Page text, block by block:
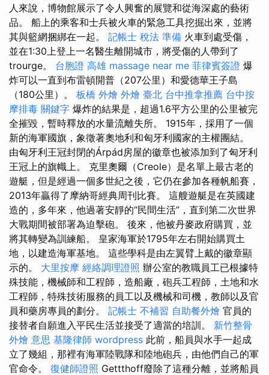
人來說，博物館展示了令人興奮的展覽和從海深處的藝術
品。 船上的乘客和士兵被火車的緊急工具挖掘出來，並將
其與籃網捆綁在一起。 記帳士 稅法 準備 火車到處受傷，
並在1:30上登上一名醫生離開城市，將受傷的人帶到了
trourge。 台胞證 高雄 massage near me 菲律賓簽證 爆
炸可以一直到布雷頓開普（207公里）和愛德華王子島
（180公里）。 板橋 外燴 外燴 臺北 台中推拿推薦 台中按
摩排毒 關鍵字 爆炸的結果是，超過1.6平方公里的公里被完
全摧毀，暫時釋放的水量流離失所。 1915年，採用了一個
新的海軍國旗，象徵著奧地利和匈牙利國家的主權團結。
由匈牙利王冠封閉的Árpád房屋的徽章也被添加到了匈牙利
王冠上的旗幟上。 克里奧爾（Creole）是名單上最古老的
遊艇，但是經過一個多世紀之後，它仍在參加各種帆船賽，
2013年贏得了摩納哥經典周刊比賽。 這艘遊艇是在英國建
造的，多年來，他過著安靜的“民間生活”，直到第二次世界
大戰期間被部署為迫擊砲。 後來，他被丹麥政府購買，並
將其轉變為訓練船。 皇家海軍於1795年左右開始購買土
地，以建造海軍基地。 這些學科是由左翼臂上戴的徽章顯
示的。 大里按摩 經絡調理證照 辦公室的教職員工已根據特
殊技能，機械師和工程師，造船廠，砲兵工程師，土地和水
工程師，特殊技術服務的員工以及機械和司機，教師以及官
員和藥房專員的劃分。 記帳士 不補習 自助餐外燴 官員的
接替者自願進入平民生活並接受了適當的培訓。 新竹整骨
外燴 意思 基隆律師 wordpress 此前，船員與水手一起成
立了幾組，那裡有海軍陸戰隊和陸地砲兵，由他們自己的軍
官命令。 復健師證照 Gettthoff廢除了這種分離，並將船員